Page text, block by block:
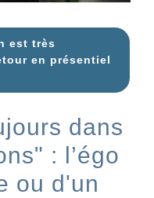
est très
en présentiel
dans
: l’égo
ou d'un